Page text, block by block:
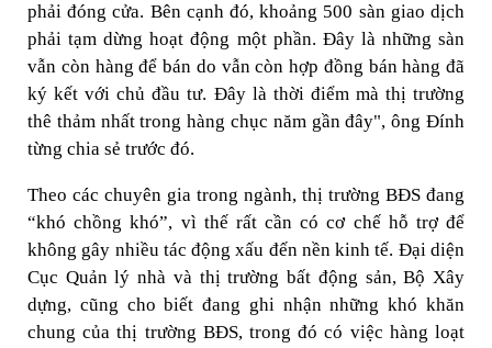
phải đóng cửa. Bên cạnh đó, khoảng 500 sàn giao dịch
phải tạm dừng hoạt động một phần. Đây là những sàn
vẫn còn hàng để bán do vẫn còn hợp đồng bán hàng đã
ký kết với chủ đầu tư. Đây là thời điểm mà thị trường
thê thảm nhất trong hàng chục năm gần đây", ông Đính
từng chia sẻ trước đó.
Theo các chuyên gia trong ngành, thị trường BĐS đang
“khó chồng khó”, vì thế rất cần có cơ chế hỗ trợ để
không gây nhiều tác động xấu đến nền kinh tế. Đại diện
Cục Quản lý nhà và thị trường bất động sản, Bộ Xây
dựng, cũng cho biết đang ghi nhận những khó khăn
chung của thị trường BĐS, trong đó có việc hàng loạt